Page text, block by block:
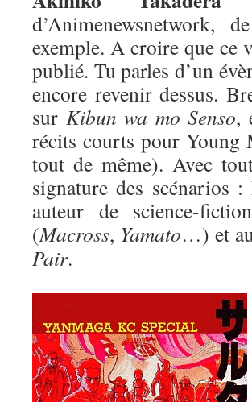
exemple. A croire que ce
publié. Tu parles d’un
encore revenir dessus.
sur Kibun wa mo Senso,
récits courts pour Young
tout de même). Avec
signature des scénarios :
auteur de science-
(Macross, Yamato…) et
Pair.